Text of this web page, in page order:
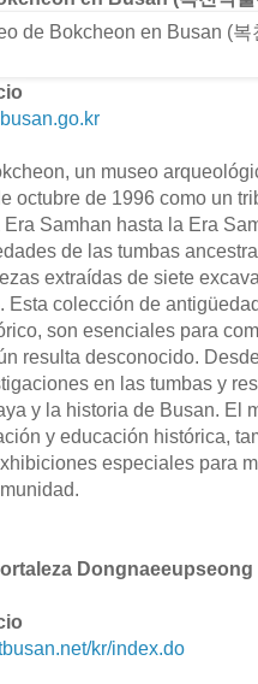
un museo
octubre de 1996 como un
Samhan hasta la Era
de las tumbas
extraídas de siete
Esta colección de
son esenciales para
resulta desconocido.
en las tumbas y
y la historia de Busan. El
y educación histórica,
especiales para
Dongnaeeupseong
kr/index.do